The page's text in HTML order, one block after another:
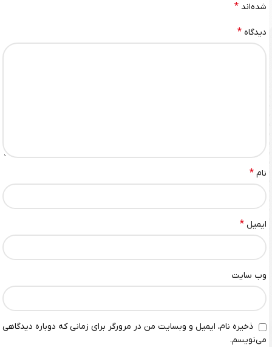
شده‌اند *
دیدگاه *
نام *
ایمیل *
وب‌ سایت
ذخیره نام، ایمیل و وبسایت من در مرورگر برای زمانی که دوباره دیدگاهی
می‌نویسم.